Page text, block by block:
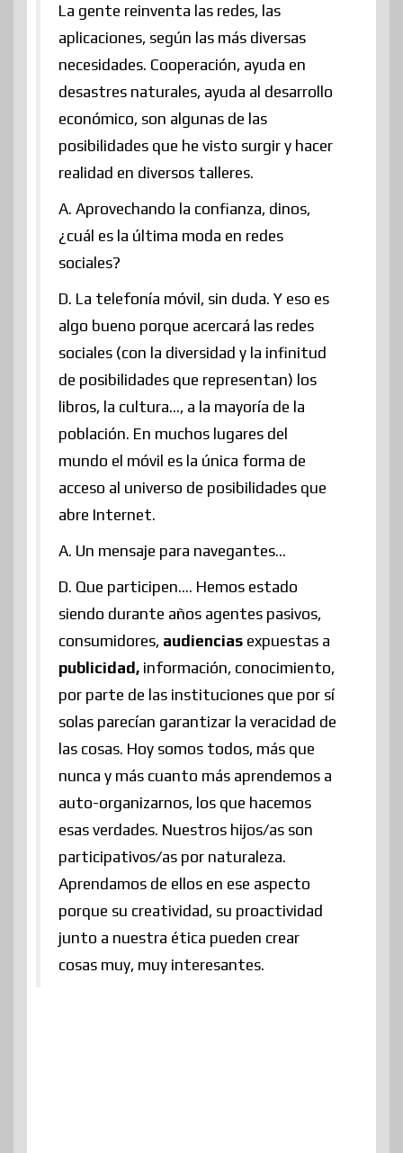
La gente reinventa las redes, las
aplicaciones, según las más diversas
necesidades. Cooperación, ayuda en
desastres naturales, ayuda al desarrollo
económico, son algunas de las
posibilidades que he visto surgir y hacer
realidad en diversos talleres.
A. Aprovechando la confianza, dinos,
¿cuál es la última moda en redes
sociales?
D. La telefonía móvil, sin duda. Y eso es
algo bueno porque acercará las redes
sociales (con la diversidad y la infinitud
de posibilidades que representan) los
libros, la cultura…, a la mayoría de la
población. En muchos lugares del
mundo el móvil es la única forma de
acceso al universo de posibilidades que
abre Internet.
A. Un mensaje para navegantes…
D. Que participen…. Hemos estado
siendo durante años agentes pasivos,
consumidores, audiencias expuestas a
publicidad, información, conocimiento,
por parte de las instituciones que por sí
solas parecían garantizar la veracidad de
las cosas. Hoy somos todos, más que
nunca y más cuanto más aprendemos a
auto-organizarnos, los que hacemos
esas verdades. Nuestros hijos/as son
participativos/as por naturaleza.
Aprendamos de ellos en ese aspecto
porque su creatividad, su proactividad
junto a nuestra ética pueden crear
cosas muy, muy interesantes.